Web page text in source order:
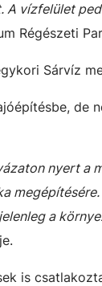
vízfelület
Régészeti
Sárvíz
de
nyert a
a
is